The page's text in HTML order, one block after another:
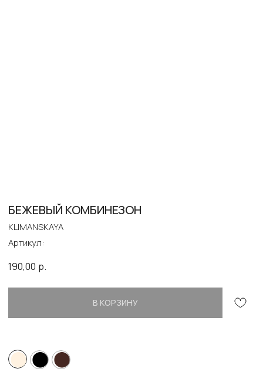
БЕЖЕВЫЙ КОМБИНЕЗОН
KLIMANSKAYA
Артикул:
190,00 р.
В КОРЗИНУ
⬤ ⬤ ⬤